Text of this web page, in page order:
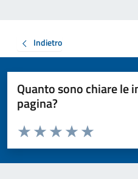
Indietro
Quanto sono chiare le
pagina?
Valuta da 1 a 5 stelle la pagina
Valuta 5
Valuta 4 stelle su
Valuta 3 stelle su 5
Valuta 2 stelle su 5
Valuta 1 stelle su 5